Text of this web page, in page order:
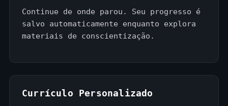
Continue de onde parou. Seu progresso é
salvo automaticamente enquanto explora
materiais de conscientização.
Currículo Personalizado